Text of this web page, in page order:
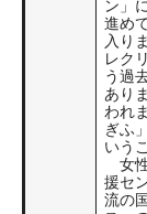
ン」
進め
入り
レク
う過
あり
われ
ぎふ
いう
女
援セ
流の